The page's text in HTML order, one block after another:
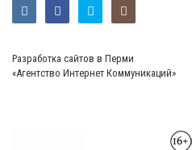
Разработка сайтов в Перми
«Агентство Интернет Коммуникаций»